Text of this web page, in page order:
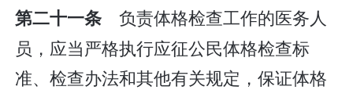
第二十一条 负责体格检查工作的医务人
员，应当严格执行应征公民体格检查标
准、检查办法和其他有关规定，保证体格